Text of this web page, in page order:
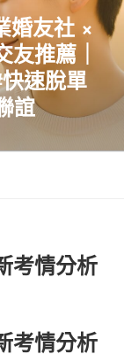
婚友社 ×
推薦｜
速脫單
誼
考情分析
考情分析